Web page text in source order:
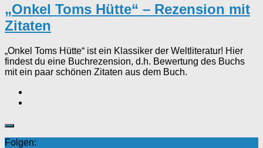
„Onkel Toms Hütte“ – Rezension mit
Zitaten
„Onkel Toms Hütte“ ist ein Klassiker der Weltliteratur! Hier
findest du eine Buchrezension, d.h. Bewertung des Buchs
mit ein paar schönen Zitaten aus dem Buch.
Folgen: